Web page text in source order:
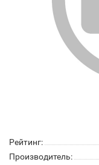
Рейтинг:
Производитель: